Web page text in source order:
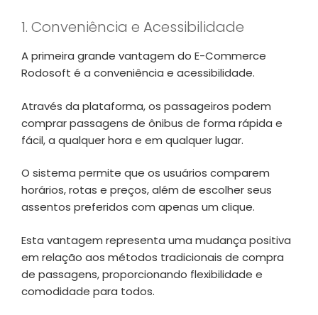
1. Conveniência e Acessibilidade
A primeira grande vantagem do E-Commerce
Rodosoft é a conveniência e acessibilidade.
Através da plataforma, os passageiros podem
comprar passagens de ônibus de forma rápida e
fácil, a qualquer hora e em qualquer lugar.
O sistema permite que os usuários comparem
horários, rotas e preços, além de escolher seus
assentos preferidos com apenas um clique.
Esta vantagem representa uma mudança positiva
em relação aos métodos tradicionais de compra
de passagens, proporcionando flexibilidade e
comodidade para todos.